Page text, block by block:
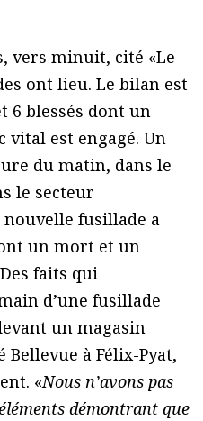
vers minuit, cité «Le
ont lieu. Le bilan est
6 blessés dont un
est engagé. Un
du matin, dans le
le secteur
fusillade a
un mort et un
faits qui
d’une fusillade
un magasin
à Félix-Pyat,
«Nous n’avons pas
démontrant que